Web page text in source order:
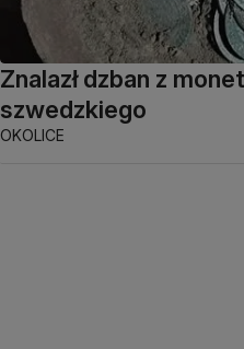
Znalazł dzban z
szwedzkiego
OKOLICE